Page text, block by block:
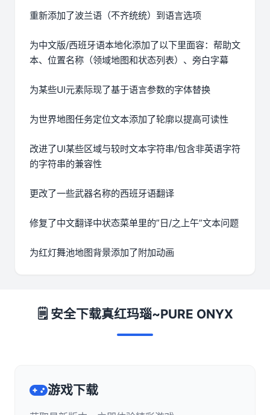
重新添加了波兰语（不齐统统）到语言选项
为中文版/西班牙语本地化添加了以下里面容：帮助文
本、位置名称（领域地图和状态列表）、旁白字幕
为某些UI元素际现了基于语言参数的字体替换
为世界地图任务定位文本添加了轮廓以提高可读性
改进了UI某些区域与较时文本字符串/包含非英语字符
的字符串的兼容性
更改了一些武器名称的西班牙语翻译
修复了中文翻译中状态菜单里的”日/之上午”文本问题
为红灯舞池地图背景添加了附加动画
🗒️ 安全下载真红玛瑙~PURE ONYX
游戏下载